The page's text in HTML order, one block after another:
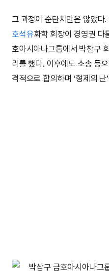
그 과정이 순탄치만은 않았다
호석유화학 회장이 경영권 다
호아시아나그룹에서 박찬구
리를 했다. 이후에도 소송 등
격적으로 합의하며 ‘형제의 난